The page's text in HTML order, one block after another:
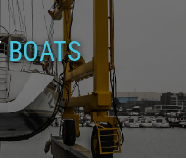
BOATS